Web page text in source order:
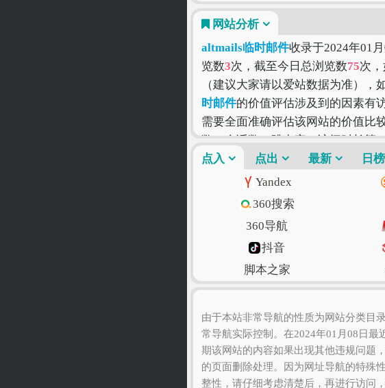
网站分析
altmails临时邮件收录于2024年01
览数3次，截至今日总浏览数75次
（建议大家请以爱站数据为准）
时邮件的价值评估涉及到的因素有
需要全面准确评估该网站的价值比
数、会话数、跳出率、访问时长等
受来决定，因为只有符合您自己的
点入 点出 最新 日榜
Yandex
360搜索
360导航
抖音
脚本之家
语文迷
由于本站非常导航的性质为网站分类目
常导航实际控制。在2024年01月08日最
期该网站的内容如果出现其他违规问题
的页面删除处理。因为网址导航的特殊
整性，请仔细考虑清楚后，再进行访问